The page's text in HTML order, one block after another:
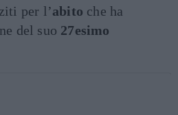
per l’abito che ha
del suo 27esimo